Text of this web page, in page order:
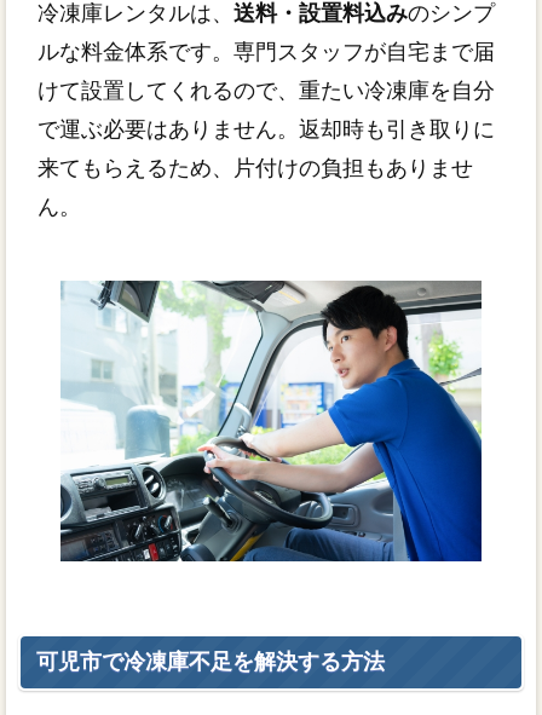
冷凍庫レンタルは、 送料・設置料込みのシンプ
ルな料金体系です。専門スタッフが自宅まで届
けて設置してくれるので、重たい冷凍庫を自分
で運ぶ必要はありません。返却時も引き取りに
来てもらえるため、片付けの負担もありませ
ん。
可児市で冷凍庫不足を解決する方法